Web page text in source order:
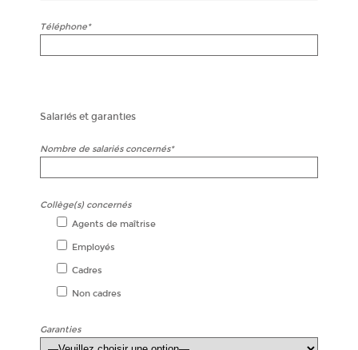
Téléphone*
Salariés et garanties
Nombre de salariés concernés*
Collège(s) concernés
Agents de maîtrise
Employés
Cadres
Non cadres
Garanties